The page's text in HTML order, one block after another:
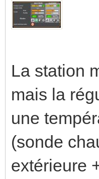
La station
mais la
une
(sonde
extérieure